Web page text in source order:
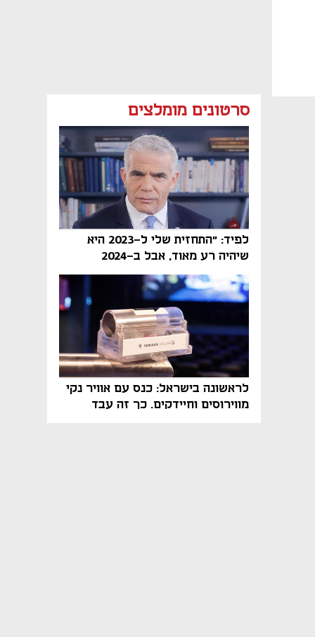
סרטונים מומלצים
לפיד: "התחזית שלי ל-2023 היא
שיהיה רע מאוד, אבל ב-2024
הממשלה תיפול"
לראשונה בישראל: כנס עם אוויר נקי
מווירוסים וחיידקים. כך זה עבד